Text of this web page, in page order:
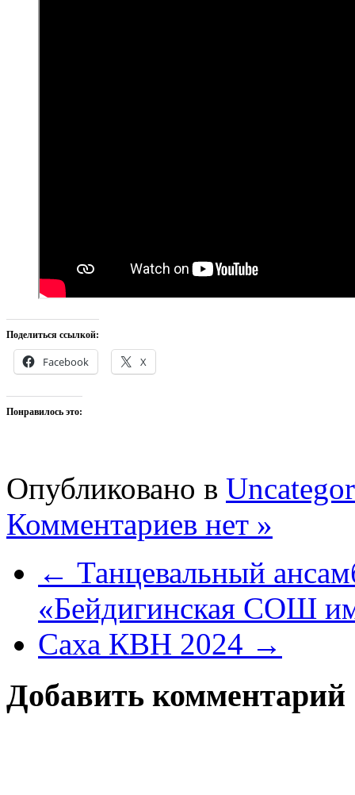
Поделиться ссылкой:
Facebook X
Понравилось это:
Опубликовано в
Комментариев нет »
← Танцевальный
«Бейдигинская СОШ
Саха КВН 2024 →
Добавить комментарий